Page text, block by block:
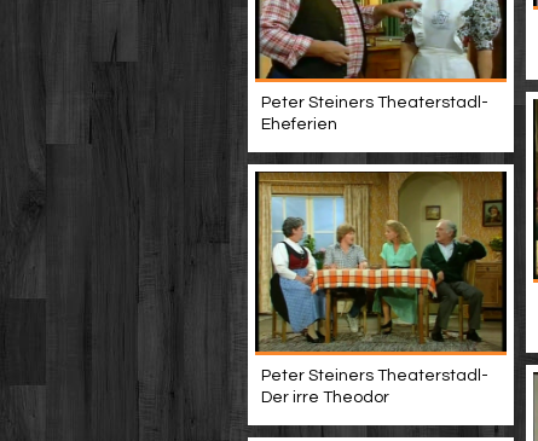
Peter Steiners Theaterstadl-
Eheferien
Peter Steiners Theaterstadl-
Der irre Theodor